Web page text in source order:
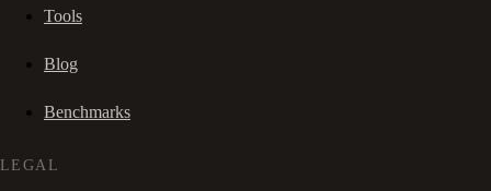
Tools
Blog
Benchmarks
LEGAL